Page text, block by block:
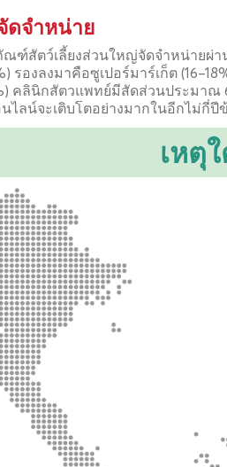
ดจำหน่าย
ณฑ์สัตว์เลี้ยงส่วนใหญ่จัดจำหน่ายผ่า
รองลงมาคือซูเปอร์มาร์เก็ต
คลินิกสัตวแพทย์มีสัดส่วนประมาณ
ไลน์จะเติบโตอย่างมากในอีกไม่กี่ปี
เหตุ